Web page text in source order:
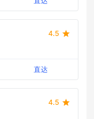
4.5
直达
4.5